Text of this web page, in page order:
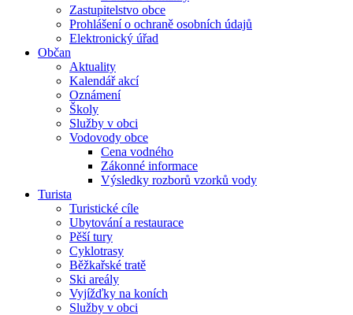
Zastupitelstvo obce
Prohlášení o ochraně osobních údajů
Elektronický úřad
Občan
Aktuality
Kalendář akcí
Oznámení
Školy
Služby v obci
Vodovody obce
Cena vodného
Zákonné informace
Výsledky rozborů vzorků vody
Turista
Turistické cíle
Ubytování a restaurace
Pěší tury
Cyklotrasy
Běžkařské tratě
Ski areály
Vyjížďky na koních
Služby v obci